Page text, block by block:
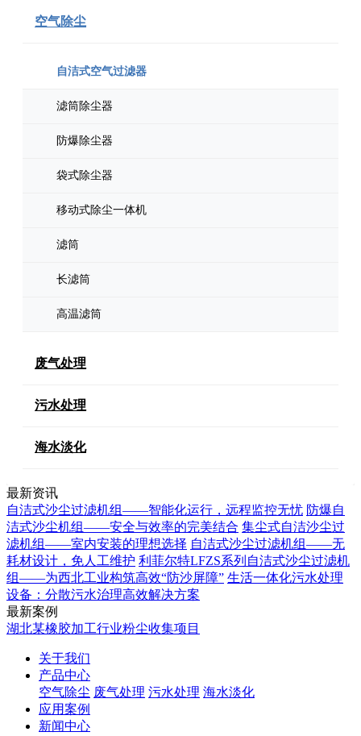
空气除尘
自洁式空气过滤器
滤筒除尘器
防爆除尘器
袋式除尘器
移动式除尘一体机
滤筒
长滤筒
高温滤筒
废气处理
污水处理
海水淡化
最新资讯
自洁式沙尘过滤机组——智能化运行，远程监控无忧 防爆自
洁式沙尘机组——安全与效率的完美结合 集尘式自洁沙尘过
滤机组——室内安装的理想选择 自洁式沙尘过滤机组——无
耗材设计，免人工维护 利菲尔特LFZS系列自洁式沙尘过滤机
组——为西北工业构筑高效“防沙屏障” 生活一体化污水处理
设备：分散污水治理高效解决方案
最新案例
湖北某橡胶加工行业粉尘收集项目
关于我们
产品中心
空气除尘 废气处理 污水处理 海水淡化
应用案例
新闻中心